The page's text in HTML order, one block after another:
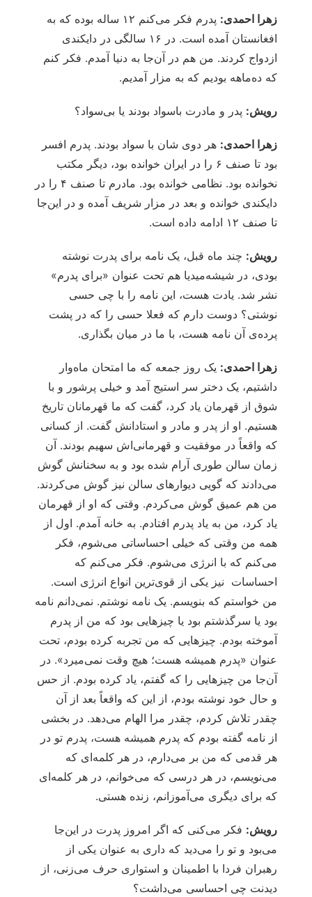
زهرا احمدی:
پدرم فکر می‌کنم ۱۲ ساله بوده که به
افغانستان آمده است. در ۱۶ سالگی در دایکندی
ازدواج کردند. من هم در آن‌جا به دنیا آمدم. فکر کنم
که ده‌ماهه بودیم که به مزار آمدیم.
رویش: پدر و مادرت باسواد بودند یا بی‌سواد؟
زهرا احمدی: هر دوی شان با سواد بودند. پدرم افسر
بود تا صنف ۶ را در ایران خوانده بود، دیگر مکتب
نخوانده بود. نظامی خوانده بود. مادرم تا صنف ۴ را در
دایکندی خوانده و بعد در مزار شریف آمده و در این‌جا
تا صنف ۱۲ ادامه داده‌ است.
رویش: چند ماه قبل، یک نامه برای پدرت نوشته
بودی، در شیشه‌میدیا هم تحت عنوان «برای پدرم»
نشر شد. یادت هست، این نامه را با چی حسی
نوشتی؟ دوست دارم که فعلا حسی را که در پشت
پرده‌ی آن نامه هست، با ما در میان بگذاری.
زهرا احمدی: یک روز جمعه که ما امتحان ماه‌وار
داشتیم، یک دختر سر استیج آمد و خیلی پرشور و با
شوق از قهرمان یاد کرد، گفت که ما قهرمانان تاریخ
هستیم. او از پدر و مادر و استادانش گفت. از کسانی
که واقعاً در موفقیت و قهرمانی‌اش سهیم بودند. آن
زمان سالن طوری آرام شده بود و به سخنانش گوش
می‌دادند که گویی دیوارهای سالن نیز گوش می‌کردند.
من هم عمیق گوش می‌کردم. وقتی که او از قهرمان
یاد کرد، من به یاد پدرم افتادم. به خانه آمدم. اول از
همه من وقتی که خیلی احساساتی می‌شوم، فکر
می‌کنم که با انرژی می‌شوم. فکر می‌کنم که
احساسات نیز یکی از قوی‌ترین انواع انرژی است.
من خواستم که بنویسم. یک نامه نوشتم. نمی‌دانم نامه
بود یا سرگذشتم بود یا چیزهایی بود که من از پدرم
آموخته بودم. چیزهایی که من تجربه کرده بودم، تحت
عنوان «پدرم همیشه هست؛ هیچ وقت نمی‌میرد». در
آن‌جا من چیزهایی را که گفتم، یاد کرده بودم. از حس
و حال خود نوشته بودم، از این که واقعاً بعد از آن
چقدر تلاش کردم، چقدر مرا الهام می‌دهد. در بخشی
از نامه گفته بودم که پدرم همیشه هست، پدرم تو در
هر قدمی که من بر می‌دارم، در هر کلمه‌ای که
می‌نویسم، در هر درسی که می‌خوانم، در هر کلمه‌ای
که برای دیگری می‌آموزانم، زنده هستی.
رویش: فکر می‌کنی که اگر امروز پدرت در این‌جا
می‌بود و تو را می‌دید که داری به عنوان یکی از
رهبران فردا با اطمینان و استواری حرف می‌زنی، از
دیدنت چی احساسی می‌داشت؟